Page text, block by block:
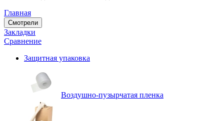
Главная
Смотрели
Закладки
Сравнение
Защитная упаковка
Воздушно-пузырчатая пленка